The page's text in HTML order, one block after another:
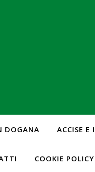
DOGANA ACCISE E
COOKIE